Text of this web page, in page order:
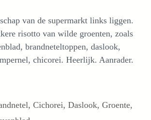
van de supermarkt links liggen.
risotto van wilde groenten, zoals
brandneteltoppen, daslook,
chicorei. Heerlijk. Aanrader.
, Cichorei, Daslook, Groente,